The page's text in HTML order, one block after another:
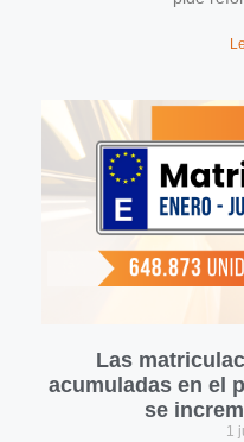
Las
acumuladas en el
se
1